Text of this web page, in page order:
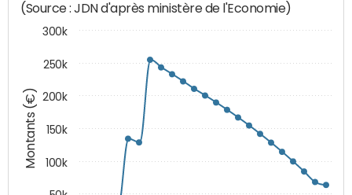
Montants (€)
(Source : JDN d'après ministère de l'Economie)
100k
150k
200k
250k
300k